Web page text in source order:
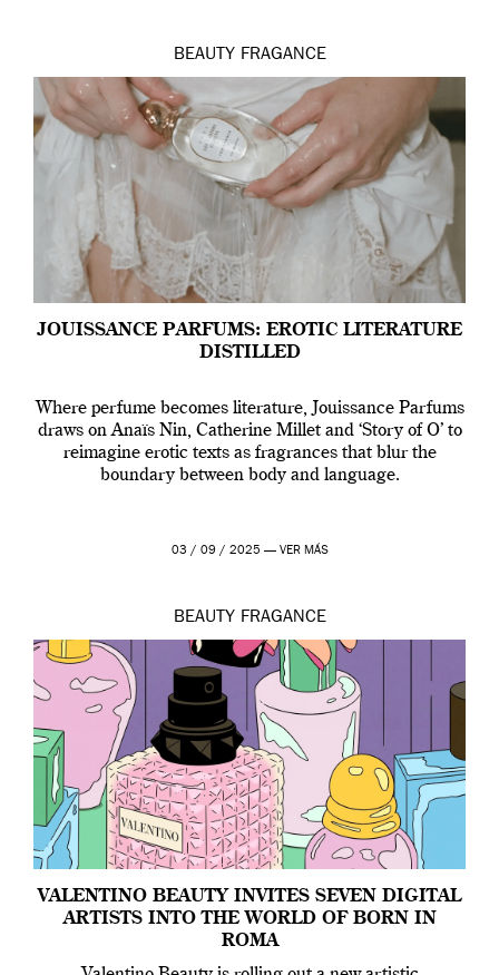
BEAUTY FRAGANCE
JOUISSANCE PARFUMS: EROTIC LITERATURE
DISTILLED
Where perfume becomes literature, Jouissance Parfums
draws on Anaïs Nin, Catherine Millet and ‘Story of O’ to
reimagine erotic texts as fragrances that blur the
boundary between body and language.
03 / 09 / 2025 — VER MÁS
BEAUTY FRAGANCE
VALENTINO BEAUTY INVITES SEVEN DIGITAL
ARTISTS INTO THE WORLD OF BORN IN
ROMA